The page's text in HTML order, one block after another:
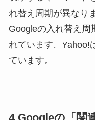
れ替え周期が異なり
Googleの入れ替え周
れています。Yahoo!
ています。